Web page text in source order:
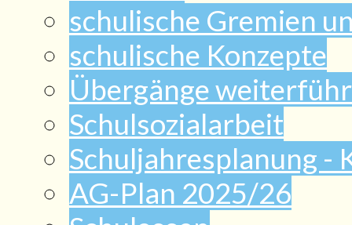
schulische Gremien
schulische Konzepte
Übergänge
Schulsozialarbeit
Schuljahresplanung -
AG-Plan 2025/26